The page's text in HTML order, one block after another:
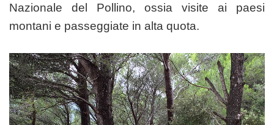
Nazionale del Pollino, ossia visite ai paesi
montani e passeggiate in alta quota.